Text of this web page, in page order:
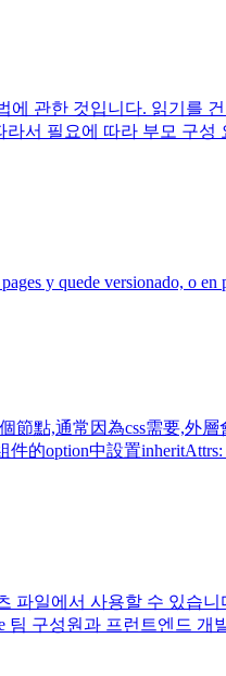
관한 것입니다. 읽기를
서 필요에 따라 부모 구
y quede versionado, o
點,通常因為css需要,外
option中設置
파일에서 사용할 수 있습
팀 구성원과 프런트엔드 개